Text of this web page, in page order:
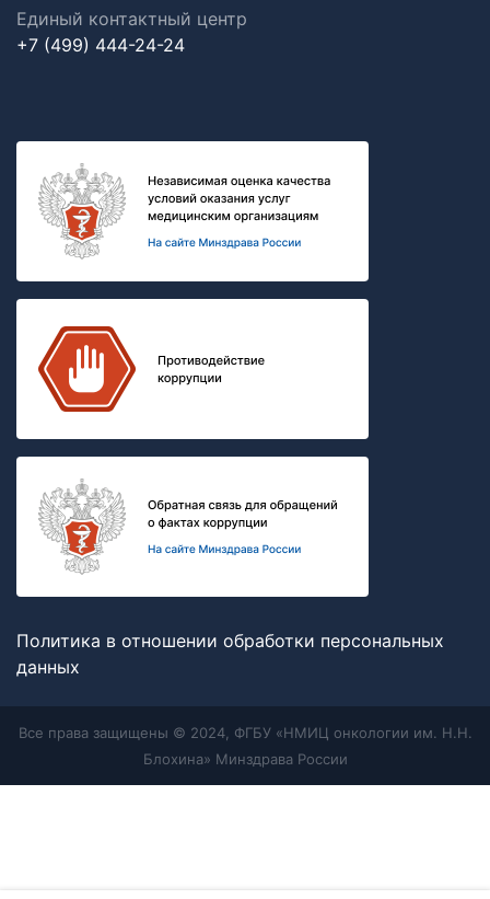
Единый контактный центр
+7 (499) 444-24-24
Политика в отношении обработки персональных
данных
Все права защищены © 2024, ФГБУ «НМИЦ онкологии им. Н.Н.
Блохина» Минздрава России